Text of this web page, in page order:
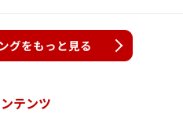
グをもっと見る
テンツ